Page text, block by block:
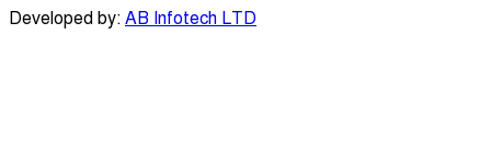
Developed by: AB Infotech LTD